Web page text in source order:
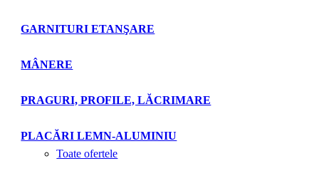
GARNITURI ETANŞARE
MÂNERE
PRAGURI, PROFILE, LĂCRIMARE
PLACĂRI LEMN-ALUMINIU
Toate ofertele